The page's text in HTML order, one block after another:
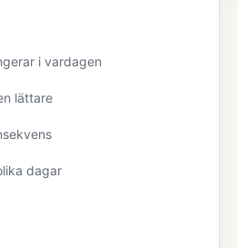
i vardagen
lättare
dagar